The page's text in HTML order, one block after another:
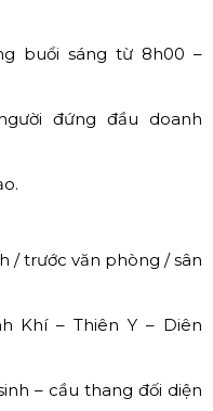
buổi sáng từ 8h00 –
đứng đầu doanh
/ trước văn phòng / sân
Khí – Thiên Y – Diên
– cầu thang đối diện